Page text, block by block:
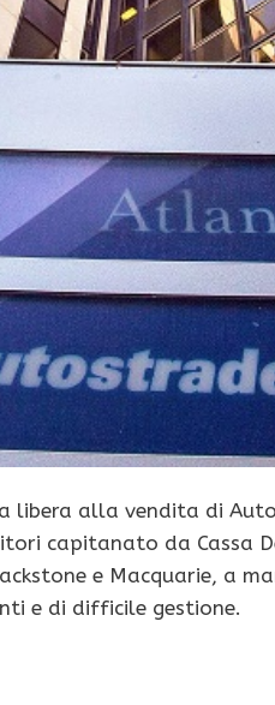
libera alla vendita di
capitanato da Cassa
e Macquarie, a
e di difficile gestione.